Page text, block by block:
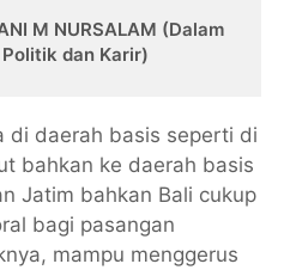
M NURSALAM (Dalam
dan Karir)
di daerah basis seperti di
bahkan ke daerah basis
Jatim bahkan Bali cukup
bagi pasangan
mampu menggerus